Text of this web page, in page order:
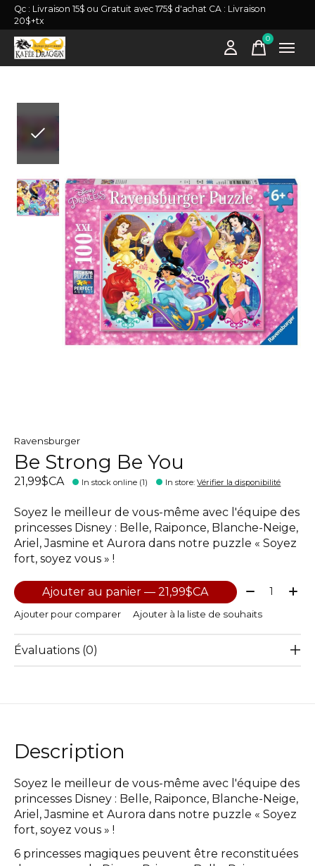
Qc : Livraison 15$ ou Gratuit avec 175$ d'achat CA : Livraison
20$+tx
0items
Ravensburger
Be Strong Be You
21,99$CA In stock online (1) In store:Vérifier la disponibilité
Soyez le meilleur de vous-même avec l'équipe des
princesses Disney : Belle, Raiponce, Blanche-Neige,
Ariel, Jasmine et Aurora dans notre puzzle « Soyez
fort, soyez vous » !
Ajouter au panier — 21,99$CA Quantité:
Ajouter pour comparer Ajouter à la liste de souhaits
Évaluations (0)
Description
Soyez le meilleur de vous-même avec l'équipe des
princesses Disney : Belle, Raiponce, Blanche-Neige,
Ariel, Jasmine et Aurora dans notre puzzle « Soyez
fort, soyez vous » !
6 princesses magiques peuvent être reconstituées